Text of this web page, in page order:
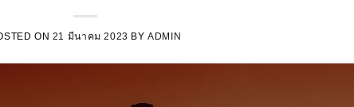
ON 21 มีนาคม 2023 BYADMIN